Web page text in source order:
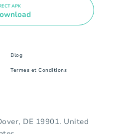
APK
Blog
Termes et Conditions
DE 19901. United